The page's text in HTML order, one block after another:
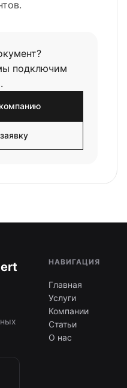
подключим
НАВИГАЦИЯ
Главная
Услуги
Компании
Статьи
О нас